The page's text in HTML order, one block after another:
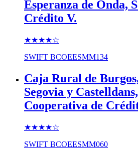
Esperanza de Onda,
Crédito V.
★★★★☆
SWIFT BCOEESMM134
Caja Rural de
Segovia y
Cooperativa de
★★★★☆
SWIFT BCOEESMM060